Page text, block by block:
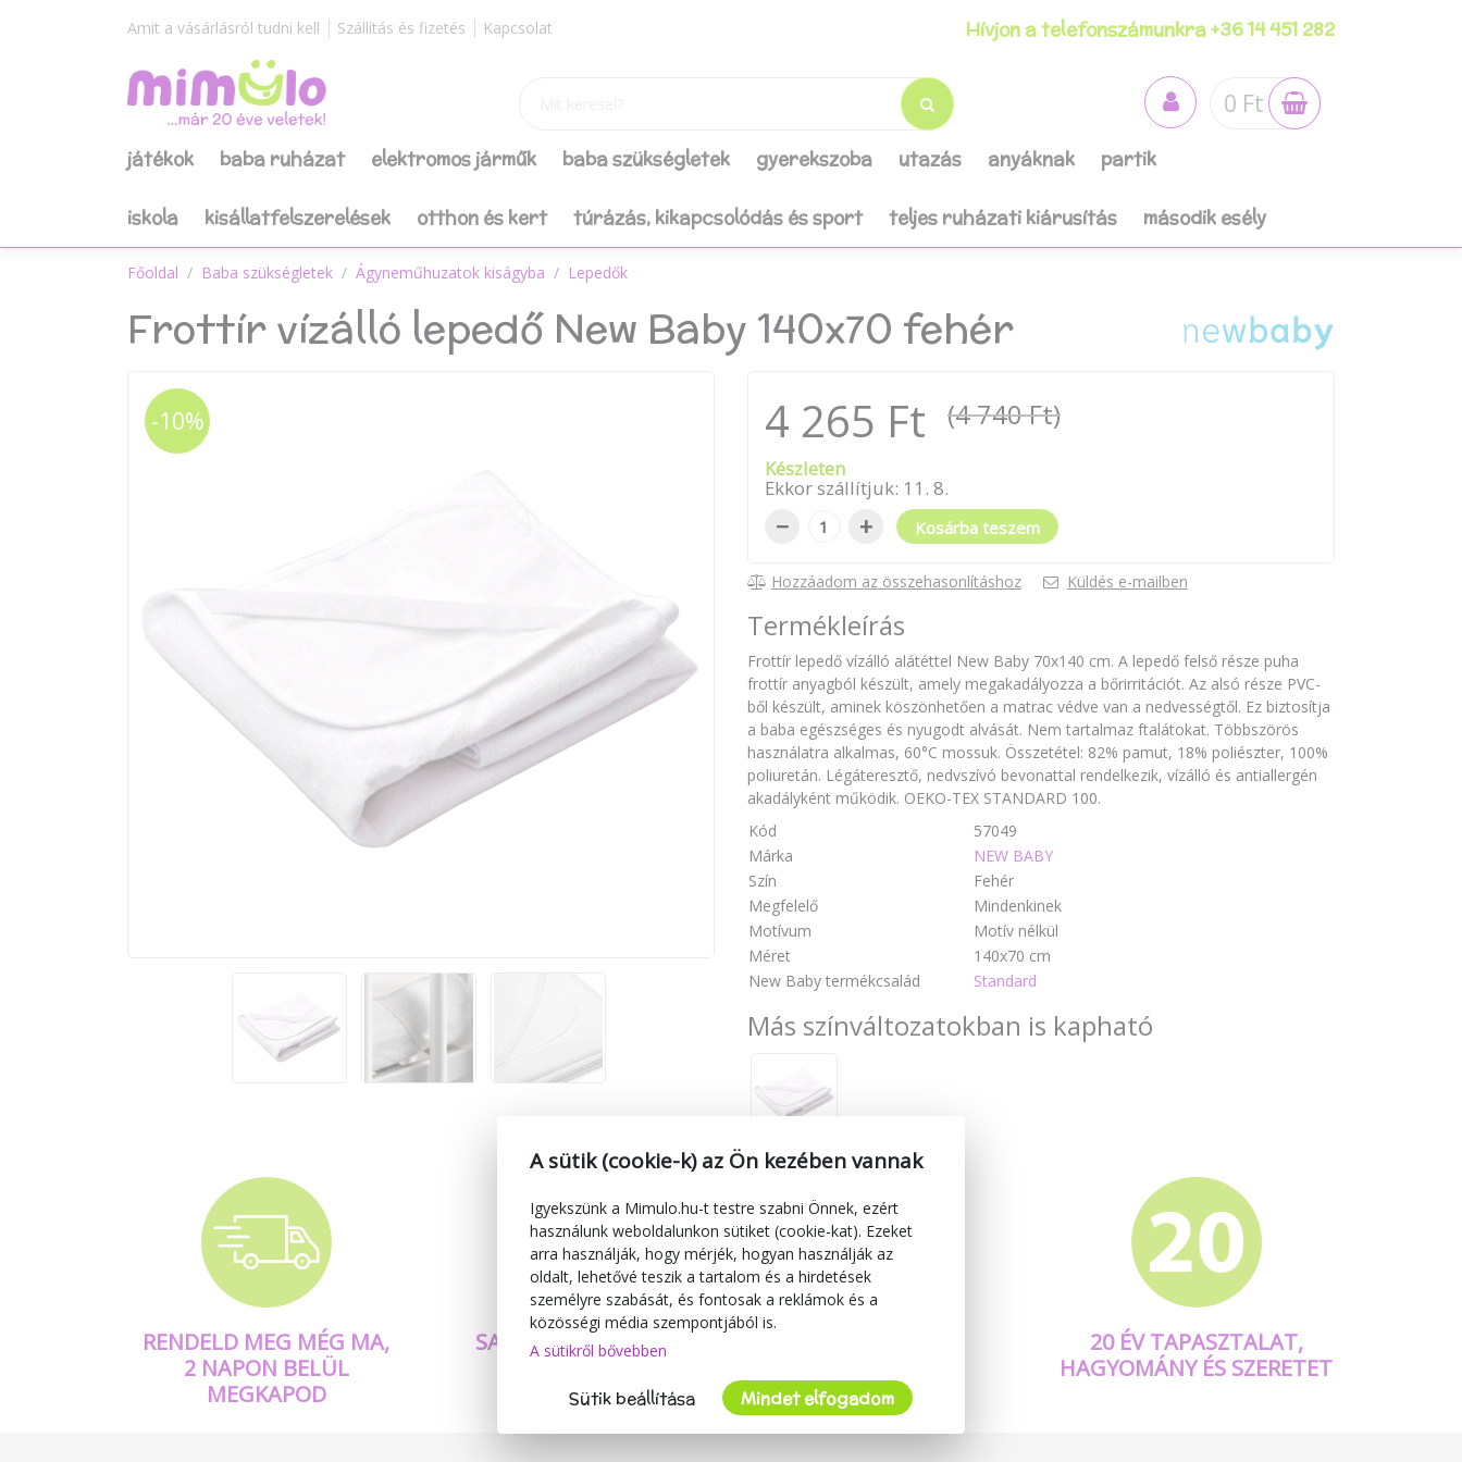
Amit a vásárlásról tudni kell Szállítás és fizetés Kapcsolat Hívjon a telefonszámunkra +36 14 451 282
0 Ft
játékok baba ruházat elektromos járműk baba szükségletek gyerekszoba utazás anyáknak partik
iskola kisállatfelszerelések otthon és kert túrázás, kikapcsolódás és sport teljes ruházati kiárusítás második esély
Főoldal Baba szükségletek Ágyneműhuzatok kiságyba Lepedők
Frottír vízálló lepedő New Baby 140x70 fehér
-10% 4 265 Ft (4 740 Ft)
Készleten
Ekkor szállítjuk: 11 . 8.
− + Kosárba teszem
Hozzáadom az összehasonlításhoz Küldés e-mailben
Termékleírás
Frottír lepedő vízálló alátéttel New Baby 70x140 cm. A lepedő felső része puha
frottír anyagból készült, amely megakadályozza a bőrirritációt. Az alsó része PVC-
ből készült, aminek köszönhetően a matrac védve van a nedvességtől. Ez biztosítja
a baba egészséges és nyugodt alvását. Nem tartalmaz ftalátokat. Többszörös
használatra alkalmas, 60°C mossuk. Összetétel: 82% pamut, 18% poliészter, 100%
poliuretán. Légáteresztő, nedvszívó bevonattal rendelkezik, vízálló és antiallergén
akadályként működik. OEKO-TEX STANDARD 100.
Kód
57049
Márka
NEW BABY
Szín
Fehér
Megfelelő
Mindenkinek
Motívum
Motív nélkül
Méret
140x70 cm
New Baby termékcsalád
Standard
Más színváltozatokban is kapható
RENDELD MEG MÉG MA,
2 NAPON BELÜL
MEGKAPOD
SAJÁT TERMÉKEKET
20 ÉV TAPASZTALAT,
HAGYOMÁNY ÉS SZERETET
A sütik (cookie-k) az Ön kezében vannak
Igyekszünk a Mimulo.hu-t testre szabni Önnek, ezért
használunk weboldalunkon sütiket (cookie-kat). Ezeket
arra használják, hogy mérjék, hogyan használják az
oldalt, lehetővé teszik a tartalom és a hirdetések
személyre szabását, és fontosak a reklámok és a
közösségi média szempontjából is.
A sütikről bővebben
Sütik beállítása Mindet elfogadom